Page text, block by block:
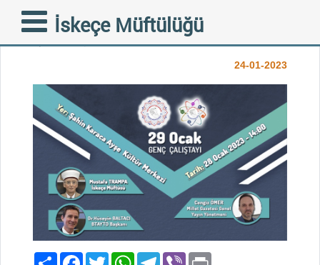
İskeçe Müftülüğü
29 OCAK GENÇ
ÇALIŞTAYI
24-01-2023
PaylaşFacebook
TwitterWhatsAppTelegram
Viber